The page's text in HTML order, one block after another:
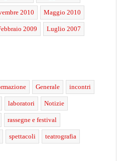
2010 Maggio 2010
2009 Luglio 2007
Generale incontri
laboratori Notizie
rassegne e festival
spettacoli teatrografia